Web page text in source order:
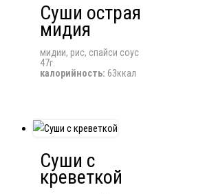
Суши острая
мидия
мидии, рис, спайси соус
47г.
калорийность: 63ккал
Суши с
креветкой